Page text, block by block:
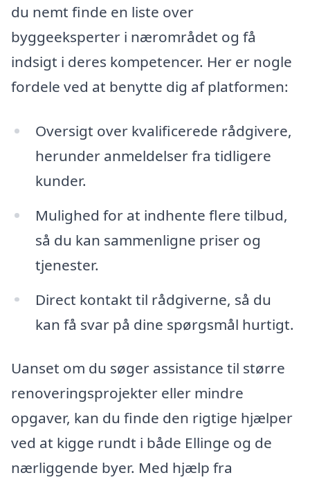
du nemt finde en liste over
byggeeksperter i nærområdet og få
indsigt i deres kompetencer. Her er nogle
fordele ved at benytte dig af platformen:
Oversigt over kvalificerede rådgivere,
herunder anmeldelser fra tidligere
kunder.
Mulighed for at indhente flere tilbud,
så du kan sammenligne priser og
tjenester.
Direct kontakt til rådgiverne, så du
kan få svar på dine spørgsmål hurtigt.
Uanset om du søger assistance til større
renoveringsprojekter eller mindre
opgaver, kan du finde den rigtige hjælper
ved at kigge rundt i både Ellinge og de
nærliggende byer. Med hjælp fra